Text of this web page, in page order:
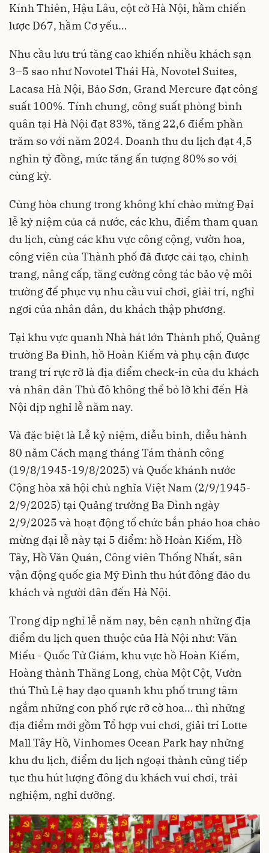
Kính Thiên, Hậu Lâu, cột cờ Hà Nội, hầm chiến
lược D67, hầm Cơ yếu…
Nhu cầu lưu trú tăng cao khiến nhiều khách sạn
3–5 sao như Novotel Thái Hà, Novotel Suites,
Lacasa Hà Nội, Bảo Sơn, Grand Mercure đạt công
suất 100%. Tính chung, công suất phòng bình
quân tại Hà Nội đạt 83%, tăng 22,6 điểm phần
trăm so với năm 2024. Doanh thu du lịch đạt 4,5
nghìn tỷ đồng, mức tăng ấn tượng 80% so với
cùng kỳ.
Cùng hòa chung trong không khí chào mừng Đại
lễ kỷ niệm của cả nước, các khu, điểm tham quan
du lịch, cùng các khu vực công cộng, vườn hoa,
công viên của Thành phố đã được cải tạo, chỉnh
trang, nâng cấp, tăng cường công tác bảo vệ môi
trường để phục vụ nhu cầu vui chơi, giải trí, nghỉ
ngơi của nhân dân, du khách thập phương.
Tại khu vực quanh Nhà hát lớn Thành phố, Quảng
trường Ba Đình, hồ Hoàn Kiếm và phụ cận được
trang trí rực rỡ là địa điểm check-in của du khách
và nhân dân Thủ đô không thể bỏ lỡ khi đến Hà
Nội dịp nghỉ lễ năm nay.
Và đặc biệt là Lễ kỷ niệm, diễu binh, diễu hành
80 năm Cách mạng tháng Tám thành công
(19/8/1945-19/8/2025) và Quốc khánh nước
Cộng hòa xã hội chủ nghĩa Việt Nam (2/9/1945-
2/9/2025) tại Quảng trường Ba Đình ngày
2/9/2025 và hoạt động tổ chức bắn pháo hoa chào
mừng đại lễ này tại 5 điểm: hồ Hoàn Kiếm, Hồ
Tây, Hồ Văn Quán, Công viên Thống Nhất, sân
vận động quốc gia Mỹ Đình thu hút đông đảo du
khách và người dân đến Hà Nội.
Trong dịp nghỉ lễ năm nay, bên cạnh những địa
điểm du lịch quen thuộc của Hà Nội như: Văn
Miếu - Quốc Tử Giám, khu vực hồ Hoàn Kiếm,
Hoàng thành Thăng Long, chùa Một Cột, Vườn
thú Thủ Lệ hay dạo quanh khu phố trung tâm
ngắm những con phố rực rỡ cờ hoa… thì những
địa điểm mới gồm Tổ hợp vui chơi, giải trí Lotte
Mall Tây Hồ, Vinhomes Ocean Park hay những
khu du lịch, điểm du lịch ngoại thành cũng tiếp
tục thu hút lượng đông du khách vui chơi, trải
nghiệm, nghỉ dưỡng.